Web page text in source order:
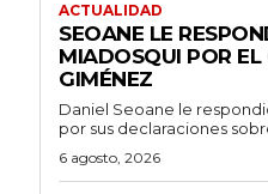
ACTUALIDAD
SEOANE LE
MIADOSQUI POR EL
GIMÉNEZ
Daniel Seoane le
por sus declaraciones
6 agosto, 2026